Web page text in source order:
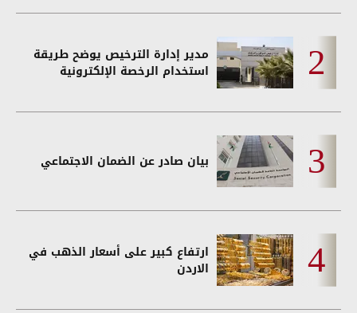
مدير إدارة الترخيص يوضح طريقة
استخدام الرخصة الإلكترونية
بيان صادر عن الضمان الاجتماعي
ارتفاع كبير على أسعار الذهب في
الاردن